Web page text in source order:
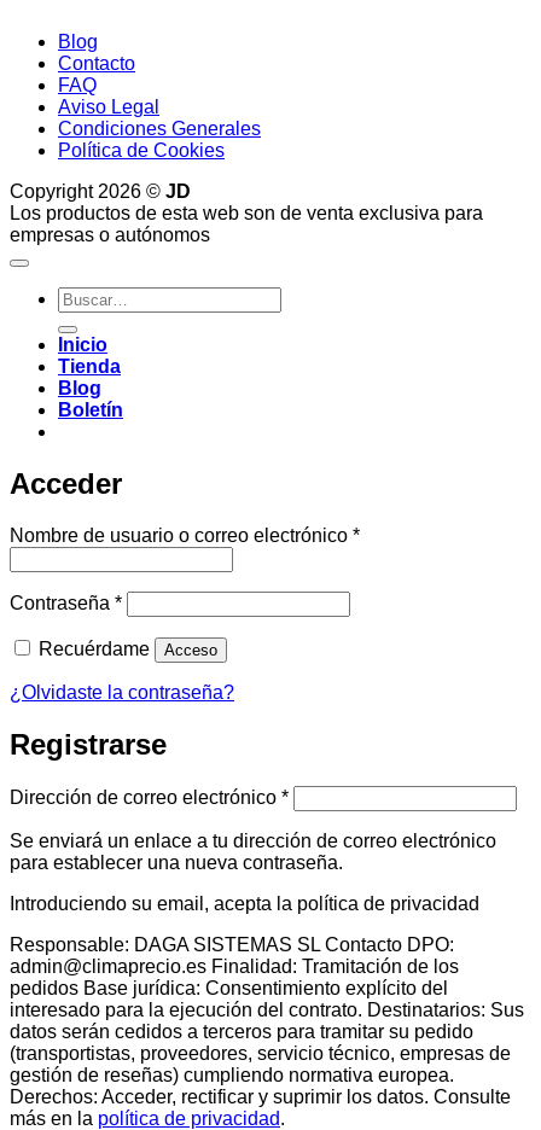
Blog
Contacto
FAQ
Aviso Legal
Condiciones Generales
Política de Cookies
Copyright 2026 © JD
Los productos de esta web son de venta exclusiva para
empresas o autónomos
Buscar
por:
Inicio
Tienda
Blog
Boletín
Acceder
Nombre de usuario o correo electrónico *Obligatorio
Contraseña *Obligatorio
Recuérdame Acceso
¿Olvidaste la contraseña?
Registrarse
Dirección de correo electrónico *Obligatorio
Se enviará un enlace a tu dirección de correo electrónico
para establecer una nueva contraseña.
Introduciendo su email, acepta la política de privacidad
Responsable: DAGA SISTEMAS SL Contacto DPO:
admin@climaprecio.es Finalidad: Tramitación de los
pedidos Base jurídica: Consentimiento explícito del
interesado para la ejecución del contrato. Destinatarios: Sus
datos serán cedidos a terceros para tramitar su pedido
(transportistas, proveedores, servicio técnico, empresas de
gestión de reseñas) cumpliendo normativa europea.
Derechos: Acceder, rectificar y suprimir los datos. Consulte
más en la política de privacidad.